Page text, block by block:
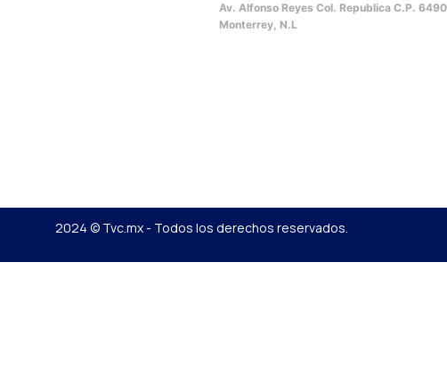
Av. Alfonso Reyes Col. Republica C.P.
Monterrey, N.L
2024 © Tvc.mx - Todos los derechos reservados.